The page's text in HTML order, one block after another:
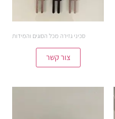
סכיני גזירה מכל הסוגים והמידות
צור קשר